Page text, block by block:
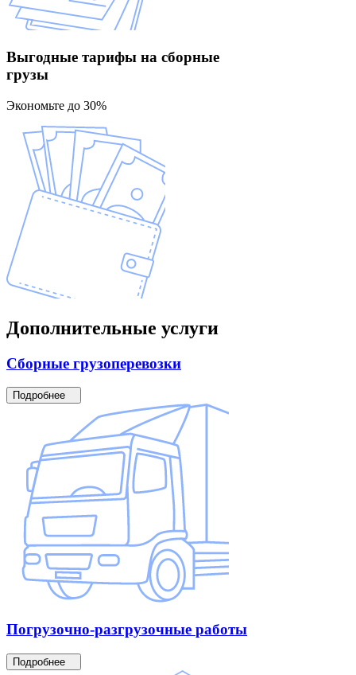
Выгодные тарифы на сборные
грузы
Экономьте до 30%
Дополнительные услуги
Сборные грузоперевозки
Подробнее
Погрузочно-разгрузочные работы
Подробнее